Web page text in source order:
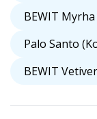
BEWIT
Palo Santo
BEWIT